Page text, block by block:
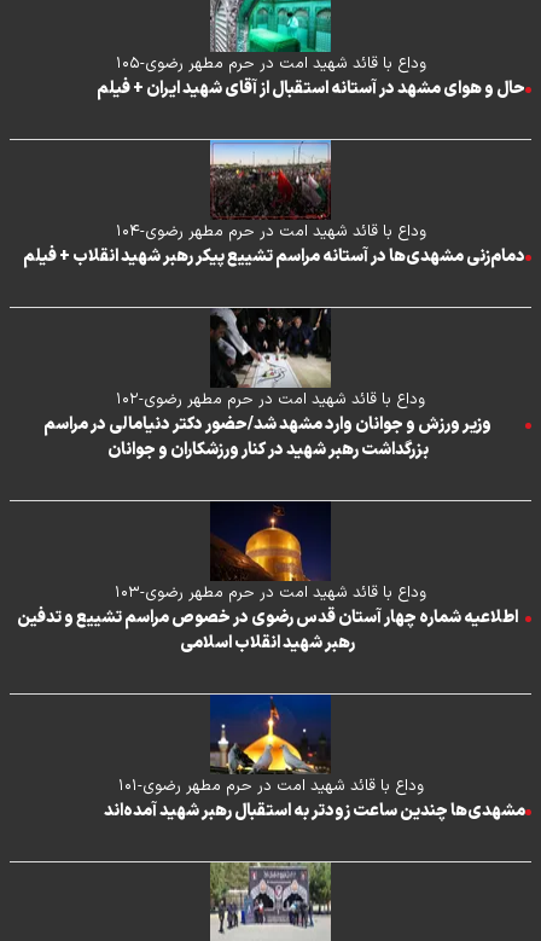
وداع با قائد شهید امت در حرم مطهر رضوی-۱۰۵
حال و هوای مشهد در آستانه استقبال از آقای شهید ایران + فیلم
وداع با قائد شهید امت در حرم مطهر رضوی-۱۰۴
دمام‌زنی مشهدی‌ها در آستانه مراسم تشییع پیکر رهبر شهید انقلاب + فیلم
وداع با قائد شهید امت در حرم مطهر رضوی-۱۰۲
وزیر ورزش و جوانان وارد مشهد شد/حضور دکتر دنیامالی در مراسم
بزرگداشت رهبر شهید در کنار ورزشکاران و جوانان
وداع با قائد شهید امت در حرم مطهر رضوی-۱۰۳
اطلاعیه شماره چهار آستان قدس رضوی در خصوص مراسم تشییع و تدفین
رهبر شهید انقلاب اسلامی
وداع با قائد شهید امت در حرم مطهر رضوی-۱۰۱
مشهدی‌ها چندین ساعت زودتر به استقبال رهبر شهید آمده‌اند